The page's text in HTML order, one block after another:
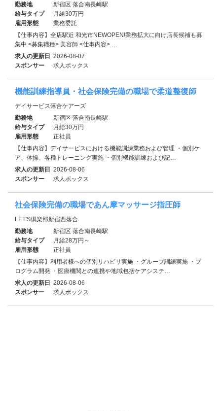
勤務地
新宿区 落合南長崎駅
給与タイプ
月給30万円
雇用形態
業務委託
【仕事内容】全店駅近 和光市NEWOPEN!業務拡大に向け店長候補も募
集中 <募集職種> 美容師 <仕事内容> …
求人の更新日 2026-08-07
スポンサー
求人ボックス
機能訓練指導員・社会保険完備の職場で柔道整復師
デイサービス落合ケアーズ
勤務地
新宿区 落合南長崎駅
給与タイプ
月給30万円
雇用形態
正社員
【仕事内容】デイサービスにおける機能訓練業務および管理 ・個別ケ
ア、体操、各種トレーニング実施 ・個別機能訓練および記…
求人の更新日 2026-08-06
スポンサー
求人ボックス
社会保険完備の職場であん摩マッサージ指圧師
LET'S倶楽部新宿西落合
勤務地
新宿区 落合南長崎駅
給与タイプ
月給28万円～
雇用形態
正社員
【仕事内容】利用者様への個別リハビリ実施 ・グループ訓練実施 ・プ
ログラム開発 ・医療機関との連携や地域包括ケアシステ…
求人の更新日 2026-08-06
スポンサー
求人ボックス